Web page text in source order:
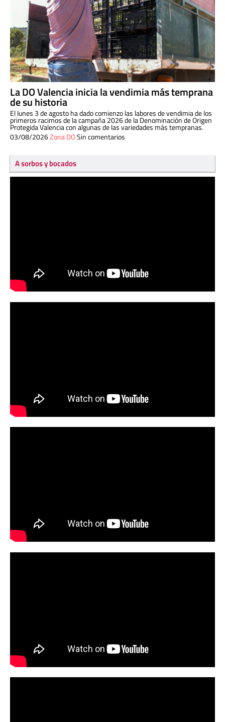
La DO Valencia inicia la vendimia más temprana
de su historia
El lunes 3 de agosto ha dado comienzo las labores de vendimia de los
primeros racimos de la campaña 2026 de la Denominación de Origen
Protegida Valencia con algunas de las variedades más tempranas.
03/08/2026Zona DOSin comentarios
A sorbos y bocados